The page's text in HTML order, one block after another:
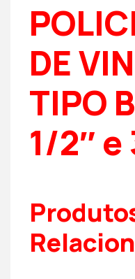
DE
TIPO
1/2″ e